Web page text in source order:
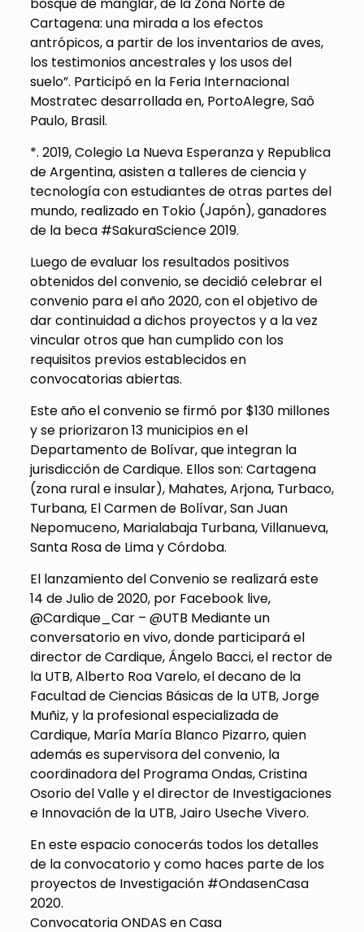
bosque de manglar, de la Zona Norte de
Cartagena: una mirada a los efectos
antrópicos, a partir de los inventarios de aves,
los testimonios ancestrales y los usos del
suelo”. Participó en la Feria Internacional
Mostratec desarrollada en, PortoAlegre, Saô
Paulo, Brasil.
*. 2019, Colegio La Nueva Esperanza y Republica
de Argentina, asisten a talleres de ciencia y
tecnología con estudiantes de otras partes del
mundo, realizado en Tokio (Japón), ganadores
de la beca #SakuraScience 2019.
Luego de evaluar los resultados positivos
obtenidos del convenio, se decidió celebrar el
convenio para el año 2020, con el objetivo de
dar continuidad a dichos proyectos y a la vez
vincular otros que han cumplido con los
requisitos previos establecidos en
convocatorias abiertas.
Este año el convenio se firmó por $130 millones
y se priorizaron 13 municipios en el
Departamento de Bolívar, que integran la
jurisdicción de Cardique. Ellos son: Cartagena
(zona rural e insular), Mahates, Arjona, Turbaco,
Turbana, El Carmen de Bolívar, San Juan
Nepomuceno, Marialabaja Turbana, Villanueva,
Santa Rosa de Lima y Córdoba.
El lanzamiento del Convenio se realizará este
14 de Julio de 2020, por Facebook live,
@Cardique_Car – @UTB Mediante un
conversatorio en vivo, donde participará el
director de Cardique, Ángelo Bacci, el rector de
la UTB, Alberto Roa Varelo, el decano de la
Facultad de Ciencias Básicas de la UTB, Jorge
Muñiz, y la profesional especializada de
Cardique, María María Blanco Pizarro, quien
además es supervisora del convenio, la
coordinadora del Programa Ondas, Cristina
Osorio del Valle y el director de Investigaciones
e Innovación de la UTB, Jairo Useche Vivero.
En este espacio conocerás todos los detalles
de la convocatorio y como haces parte de los
proyectos de Investigación #OndasenCasa
2020.
Convocatoria ONDAS en Casa